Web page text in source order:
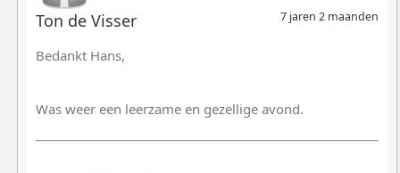
Ton de Visser 7 jaren 2 maanden
Bedankt Hans,
Was weer een leerzame en gezellige avond.